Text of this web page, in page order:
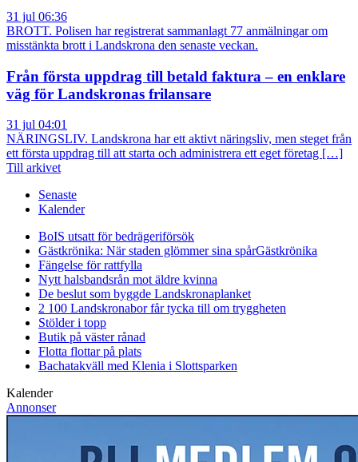
31 jul 06:36
BROTT. Polisen har registrerat sammanlagt 77 anmälningar om
misstänkta brott i Landskrona den senaste veckan.
Från första uppdrag till betald faktura – en enklare
väg för Landskronas frilansare
31 jul 04:01
NÄRINGSLIV. Landskrona har ett aktivt näringsliv, men steget från
ett första uppdrag till att starta och administrera ett eget företag […]
Till arkivet
Senaste
Kalender
BoIS utsatt för bedrägeriförsök
Gästkrönika: När staden glömmer sina spårGästkrönika
Fängelse för rattfylla
Nytt halsbandsrån mot äldre kvinna
De beslut som byggde Landskronaplanket
2 100 Landskronabor får tycka till om tryggheten
Stölder i topp
Butik på väster rånad
Flotta flottar på plats
Bachatakväll med Klenia i Slottsparken
Kalender
Annonser